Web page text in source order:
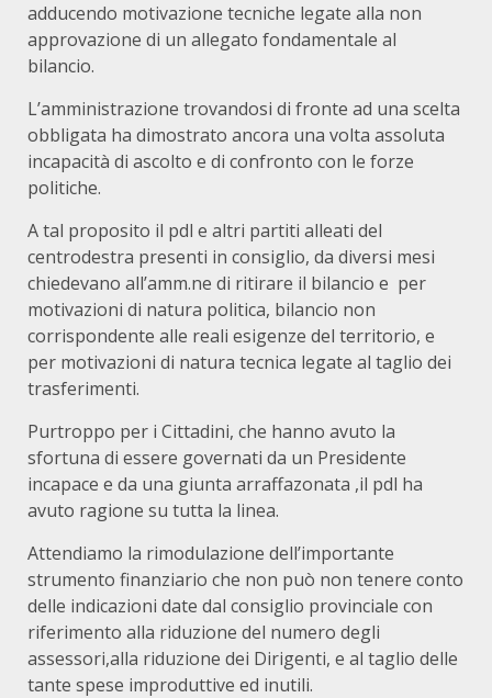
adducendo motivazione tecniche legate alla non
approvazione di un allegato fondamentale al
bilancio.
L’amministrazione trovandosi di fronte ad una scelta
obbligata ha dimostrato ancora una volta assoluta
incapacità di ascolto e di confronto con le forze
politiche.
A tal proposito il pdl e altri partiti alleati del
centrodestra presenti in consiglio, da diversi mesi
chiedevano all’amm.ne di ritirare il bilancio e per
motivazioni di natura politica, bilancio non
corrispondente alle reali esigenze del territorio, e
per motivazioni di natura tecnica legate al taglio dei
trasferimenti.
Purtroppo per i Cittadini, che hanno avuto la
sfortuna di essere governati da un Presidente
incapace e da una giunta arraffazonata ,il pdl ha
avuto ragione su tutta la linea.
Attendiamo la rimodulazione dell’importante
strumento finanziario che non può non tenere conto
delle indicazioni date dal consiglio provinciale con
riferimento alla riduzione del numero degli
assessori,alla riduzione dei Dirigenti, e al taglio delle
tante spese improduttive ed inutili.